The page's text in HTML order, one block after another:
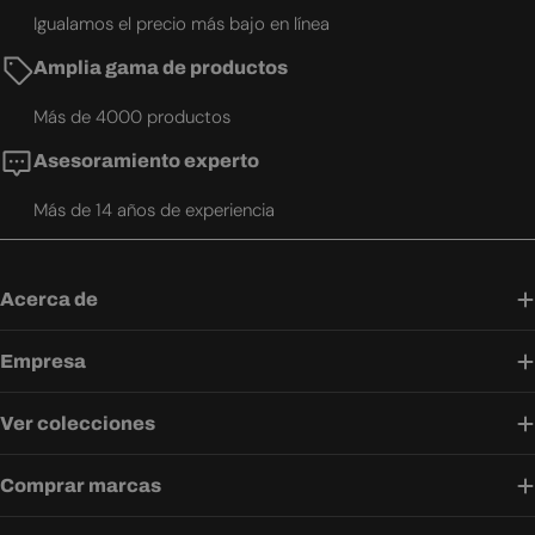
Igualamos el precio más bajo en línea
Amplia gama de productos
Más de 4000 productos
Asesoramiento experto
Más de 14 años de experiencia
Acerca de
Empresa
Ver colecciones
Comprar marcas